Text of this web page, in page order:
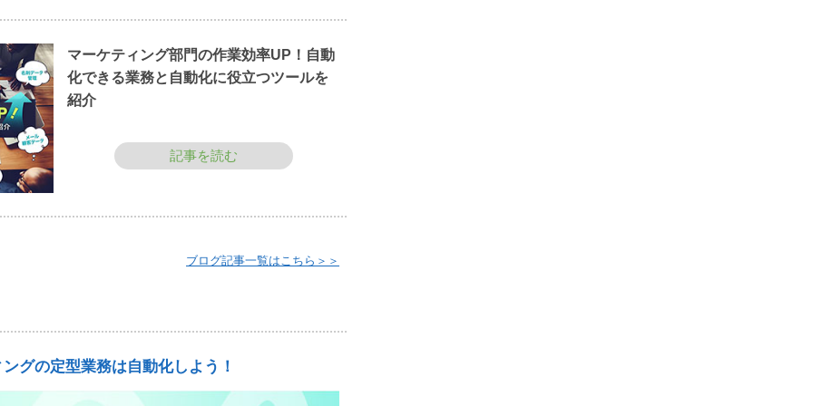
マーケティング部門の作業効率UP！自動
化できる業務と自動化に役立つツールを
紹介
記事を読む
ブログ記事一覧はこちら＞＞
グの定型業務は自動化しよう！